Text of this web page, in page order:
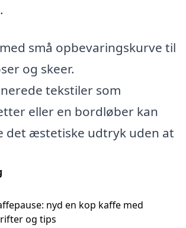
små opbevaringskurve til
og skeer.
tekstiler som
eller en bordløber kan
det æstetiske udtryk uden at
nyd en kop kaffe med
og tips